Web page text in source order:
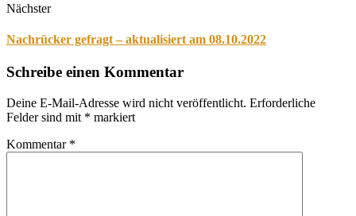
Nächster
Nachrücker gefragt – aktualisiert am 08.10.2022
Schreibe einen Kommentar
Deine E-Mail-Adresse wird nicht veröffentlicht. Erforderliche
Felder sind mit * markiert
Kommentar *